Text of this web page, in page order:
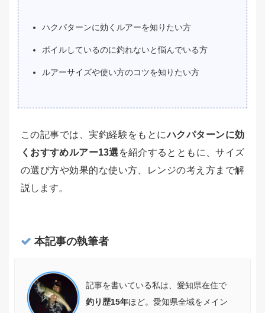
ハクパターンに効くルアーを知りたい方
ボイルしているのに釣れないと悩んでいる方
ルアーサイズや使い方のコツを知りたい方
この記事では、実釣経験をもとにハクパターンに効
くおすすめルアー13選 を紹介するとともに、サイズ
の選び方や効果的な使い方、レンジの考え方まで解
説します。
本記事の執筆者
記事を書いている私は、愛知県在住で
釣り歴15年ほど。愛知県全域をメイン